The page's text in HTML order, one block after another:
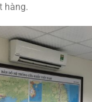
hàng.